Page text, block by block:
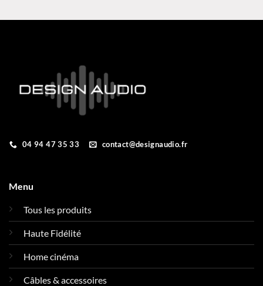
04 94 47 35 33 contact@designaudio.fr
Menu
Tous les produits
Haute Fidélité
Home cinéma
Câbles & accessoires